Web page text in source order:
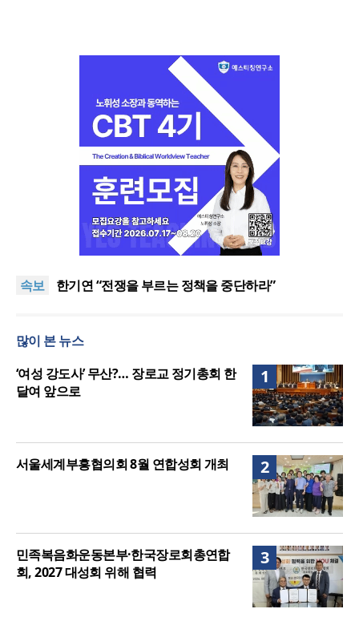
속보
“한국 복음의 시작에는 미국보다 먼저 일본이 있었습
주길”
한기연 “전쟁을 부르는 정책을 중단하라”
성회 위해 협력
“한국 복음의 시작에는 미국보다 먼저 일본이 있었습
“기도로 시작한 스틸 美 대사, 한미동맹의 가교 되어
주길”
많이 본 뉴스
1
‘여성 강도사’ 무산?… 장로교 정기총회 한
달여 앞으로
2
서울세계부흥협의회 8월 연합성회 개최
3
민족복음화운동본부·한국장로회총연합
회, 2027 대성회 위해 협력